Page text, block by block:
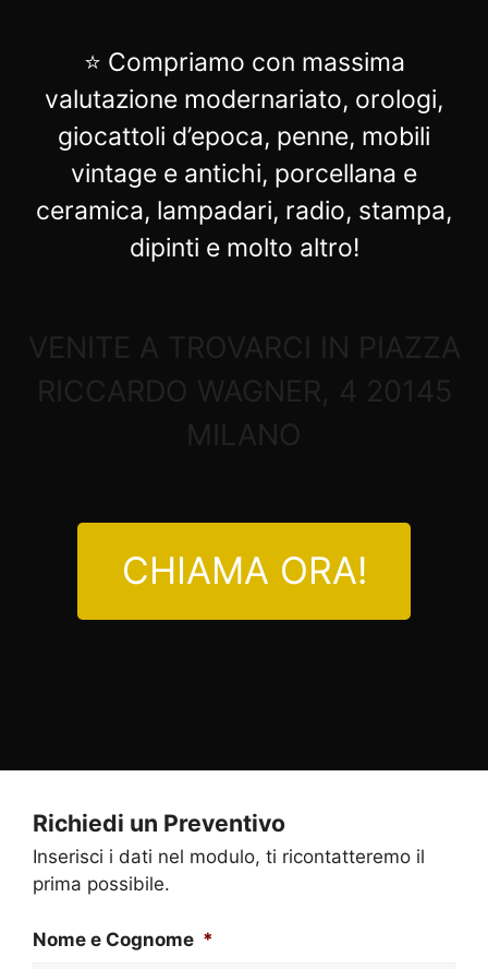
⭐ Compriamo con massima
valutazione modernariato, orologi,
giocattoli d’epoca, penne, mobili
vintage e antichi, porcellana e
ceramica, lampadari, radio, stampa,
dipinti e molto altro!
VENITE A TROVARCI IN PIAZZA
RICCARDO WAGNER, 4 20145
MILANO
CHIAMA ORA!
Richiedi un Preventivo
Inserisci i dati nel modulo, ti ricontatteremo il
prima possibile.
Nome e Cognome *